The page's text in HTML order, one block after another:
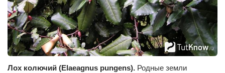
Лох колючий (Elaeagnus pungens). Родные земли